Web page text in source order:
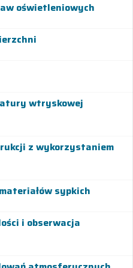
oświetleniowych
wtryskowej
z wykorzystaniem
sypkich
i obserwacja